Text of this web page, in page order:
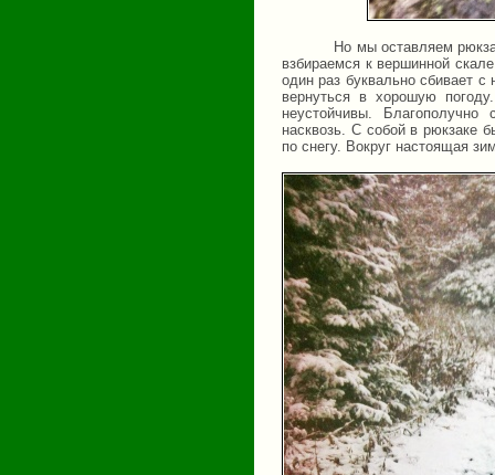
Но мы оставляем
взбираемся к вершинной
один раз буквально сбивает
вернуться в хорошую
неустойчивы.
насквозь. С собой в рюкзаке
по снегу. Вокруг настоящая